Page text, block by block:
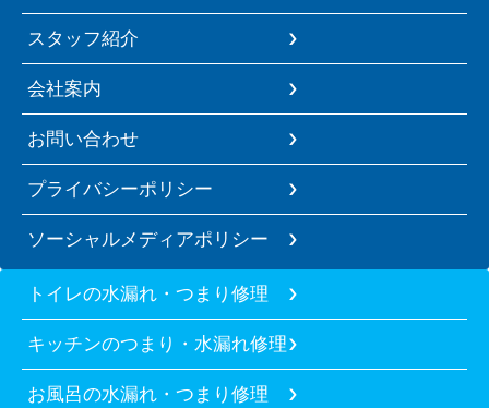
スタッフ紹介
会社案内
お問い合わせ
プライバシーポリシー
ソーシャルメディアポリシー
トイレの水漏れ・つまり修理
キッチンのつまり・水漏れ修理
お風呂の水漏れ・つまり修理